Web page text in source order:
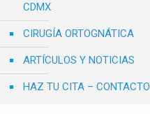
CDMX
CIRUGÍA ORTOGNÁTICA
ARTÍCULOS Y NOTICIAS
HAZ TU CITA – CONTACTO